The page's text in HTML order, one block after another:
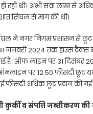
रही थी। अभी सवा लाख से
सिंघल से मांग की थी।
ने नगर निगम प्रशासन से
जनवरी 2024 तक हाउस टैक्स
है। ऑफ लाइन पर 31 दिसंबर
पर 12.50 फीसदी छूट
अधिक छूट प्रदान की गई
व संपत्ति जब्तीकरण की